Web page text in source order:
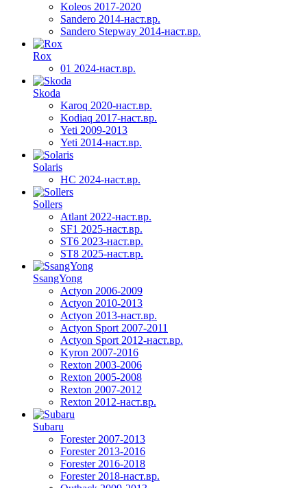
Koleos 2017-2020
Sandero 2014-наст.вр.
Sandero Stepway 2014-наст.вр.
Rox
01 2024-наст.вр.
Skoda
Karoq 2020-наст.вр.
Kodiaq 2017-наст.вр.
Yeti 2009-2013
Yeti 2014-наст.вр.
Solaris
HC 2024-наст.вр.
Sollers
Atlant 2022-наст.вр.
SF1 2025-наст.вр.
ST6 2023-наст.вр.
ST8 2025-наст.вр.
SsangYong
Actyon 2006-2009
Actyon 2010-2013
Actyon 2013-наст.вр.
Actyon Sport 2007-2011
Actyon Sport 2012-наст.вр.
Kyron 2007-2016
Rexton 2003-2006
Rexton 2005-2008
Rexton 2007-2012
Rexton 2012-наст.вр.
Subaru
Forester 2007-2013
Forester 2013-2016
Forester 2016-2018
Forester 2018-наст.вр.